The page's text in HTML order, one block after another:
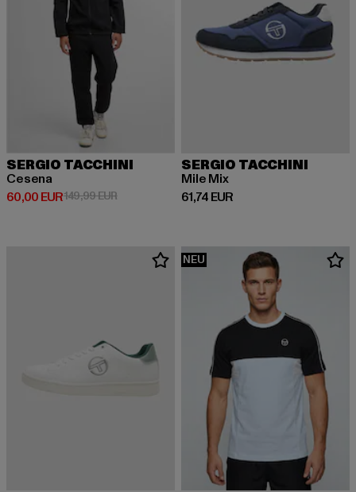
SERGIO TACCHINI
Cesena
60,00 EUR
Derzeitiger Preis: 60,00 EUR
149,99 EURAktionspreis: 149,99 EUR
SERGIO TACCHINI
Mile Mix
61,74 EUR
Derzeitiger Preis: 61,74 EUR
NEU